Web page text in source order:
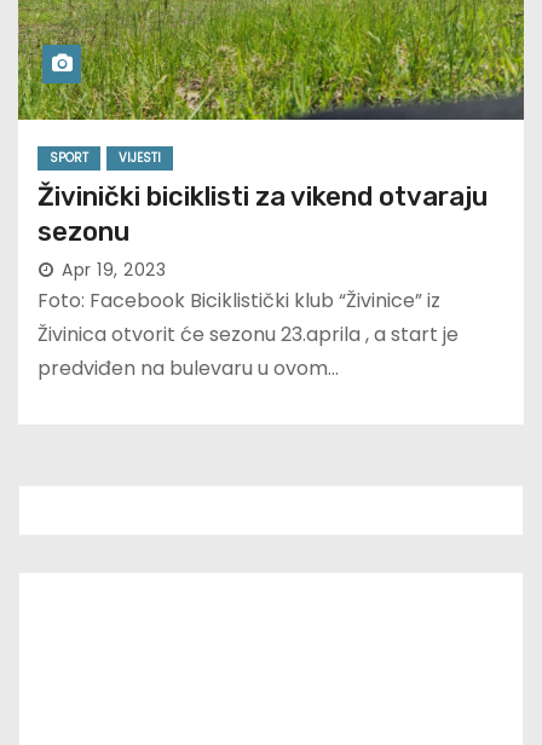
SPORT VIJESTI
Živinički biciklisti za vikend otvaraju
sezonu
Apr 19, 2023
Foto: Facebook Biciklistički klub “Živinice” iz
Živinica otvorit će sezonu 23.aprila , a start je
predviđen na bulevaru u ovom…